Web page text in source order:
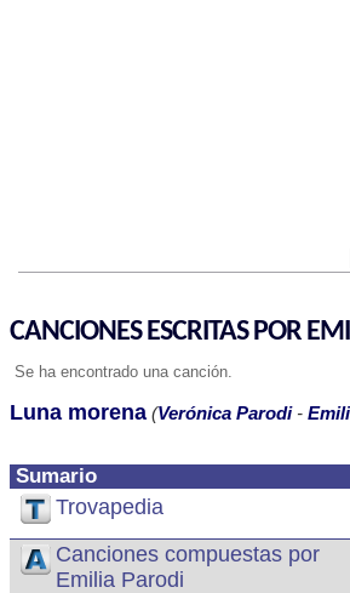
CANCIONES ESCRITAS POR
Se ha encontrado una canción.
Sumario
Trovapedia
Canciones compuestas por
Emilia Parodi
Luna morena (Verónica Parodi-